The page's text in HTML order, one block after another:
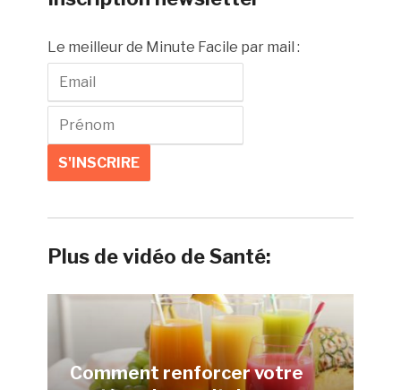
Le meilleur de Minute Facile par mail :
Plus de vidéo de Santé:
Comment renforcer votre